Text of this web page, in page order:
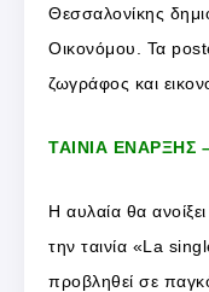
Θεσσαλονίκης
Οικονόμου. Τα
ζωγράφος και
ΤΑΙΝΙΑ ΕΝΑΡΞΗΣ
Η αυλαία θα
την ταινία «La
προβληθεί σε